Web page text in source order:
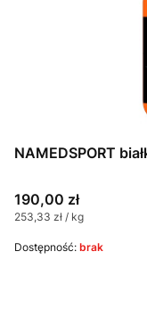
NAMEDSPORT
Cena
190,00 zł
Cena jednostkowa
253,33 zł / kg
Dostępność: brak